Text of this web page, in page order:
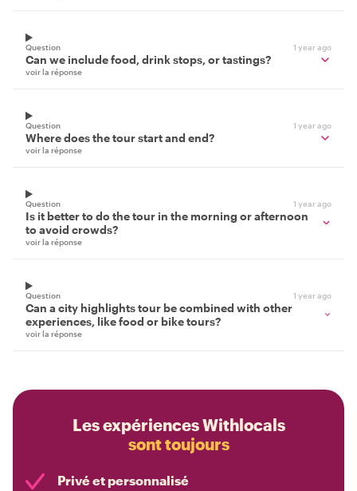
Question 1 year ago
Can we include food, drink stops, or tastings?
voir la réponse
Question 1 year ago
Where does the tour start and end?
voir la réponse
Question 1 year ago
Is it better to do the tour in the morning or afternoon
to avoid crowds?
voir la réponse
Question 1 year ago
Can a city highlights tour be combined with other
experiences, like food or bike tours?
voir la réponse
Les expériences Withlocals
sont toujours
Privé et personnalisé